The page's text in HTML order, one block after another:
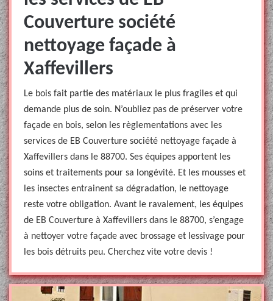
Couverture société
nettoyage façade à
Xaffevillers
Le bois fait partie des matériaux le plus fragiles et qui
demande plus de soin. N’oubliez pas de préserver votre
façade en bois, selon les règlementations avec les
services de EB Couverture société nettoyage façade à
Xaffevillers dans le 88700. Ses équipes apportent les
soins et traitements pour sa longévité. Et les mousses et
les insectes entrainent sa dégradation, le nettoyage
reste votre obligation. Avant le ravalement, les équipes
de EB Couverture à Xaffevillers dans le 88700, s’engage
à nettoyer votre façade avec brossage et lessivage pour
les bois détruits peu. Cherchez vite votre devis !